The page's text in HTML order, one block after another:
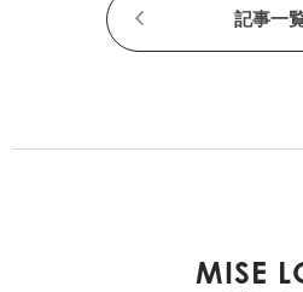
記事一
MISE